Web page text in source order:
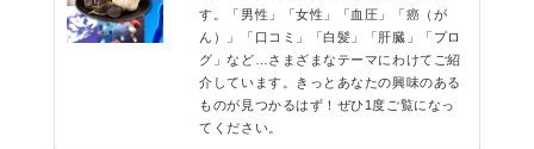
す。「男性」「女性」「血圧」「癌（が
ん）」「口コミ」「白髪」「肝臓」「プロ
グ」など…さまざまなテーマにわけてご紹
介しています。きっとあなたの興味のある
ものが見つかるはず！ぜひ1度ご覧になっ
てください。